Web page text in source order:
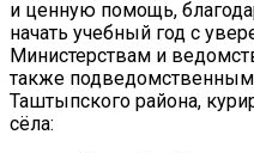
и ценную помощь,
начать учебный год с
Министерствам и
также
Таштыпского района,
сёла: